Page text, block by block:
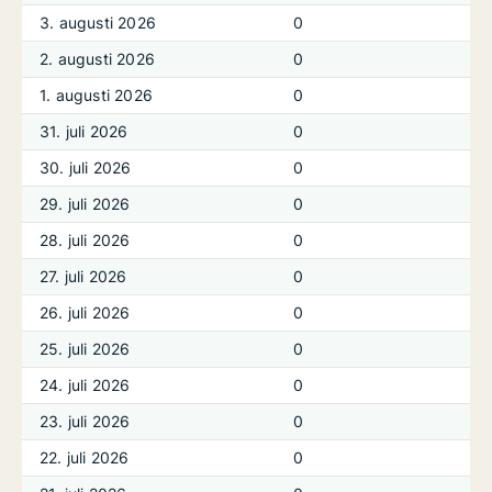
3. augusti 2026
0
2. augusti 2026
0
1. augusti 2026
0
31. juli 2026
0
30. juli 2026
0
29. juli 2026
0
28. juli 2026
0
27. juli 2026
0
26. juli 2026
0
25. juli 2026
0
24. juli 2026
0
23. juli 2026
0
22. juli 2026
0